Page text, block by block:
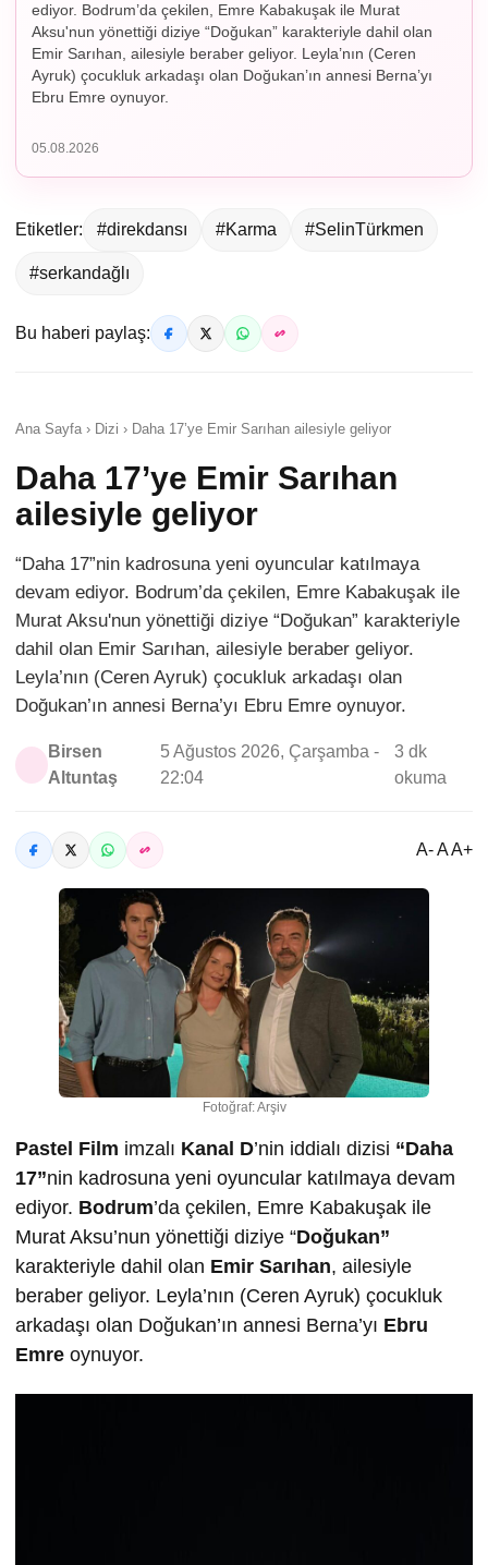
ediyor. Bodrum’da çekilen, Emre Kabakuşak ile Murat
Aksu'nun yönettiği diziye “Doğukan” karakteriyle dahil olan
Emir Sarıhan, ailesiyle beraber geliyor. Leyla’nın (Ceren
Ayruk) çocukluk arkadaşı olan Doğukan’ın annesi Berna’yı
Ebru Emre oynuyor.
05.08.2026
Etiketler: #direkdansı #Karma #SelinTürkmen
#serkandağlı
Bu haberi paylaş:
Ana Sayfa › Dizi › Daha 17’ye Emir Sarıhan ailesiyle geliyor
Daha 17’ye Emir Sarıhan
ailesiyle geliyor
“Daha 17”nin kadrosuna yeni oyuncular katılmaya
devam ediyor. Bodrum’da çekilen, Emre Kabakuşak ile
Murat Aksu'nun yönettiği diziye “Doğukan” karakteriyle
dahil olan Emir Sarıhan, ailesiyle beraber geliyor.
Leyla’nın (Ceren Ayruk) çocukluk arkadaşı olan
Doğukan’ın annesi Berna’yı Ebru Emre oynuyor.
Birsen
Altuntaş
5 Ağustos 2026, Çarşamba -
22:04
3 dk
okuma
A- A A+
Fotoğraf: Arşiv
Pastel Film imzalı Kanal D’nin iddialı dizisi “Daha
17”nin kadrosuna yeni oyuncular katılmaya devam
ediyor. Bodrum’da çekilen, Emre Kabakuşak ile
Murat Aksu’nun yönettiği diziye “Doğukan”
karakteriyle dahil olan Emir Sarıhan, ailesiyle
beraber geliyor. Leyla’nın (Ceren Ayruk) çocukluk
arkadaşı olan Doğukan’ın annesi Berna’yı Ebru
Emre oynuyor.